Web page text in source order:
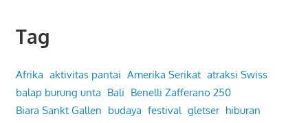
Tag
Afrika aktivitas pantai Amerika Serikat atraksi Swiss
balap burung unta Bali Benelli Zafferano 250
Biara Sankt Gallen budaya festival gletser hiburan